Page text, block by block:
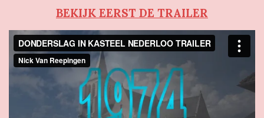
BEKIJK EERST DE TRAILER